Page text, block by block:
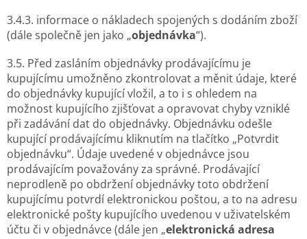
3.4.3. informace o nákladech spojených s dodáním zboží
(dále společně jen jako „objednávka“).
3.5. Před zasláním objednávky prodávajícímu je
kupujícímu umožněno zkontrolovat a měnit údaje, které
do objednávky kupující vložil, a to i s ohledem na
možnost kupujícího zjišťovat a opravovat chyby vzniklé
při zadávání dat do objednávky. Objednávku odešle
kupující prodávajícímu kliknutím na tlačítko „Potvrdit
objednávku“. Údaje uvedené v objednávce jsou
prodávajícím považovány za správné. Prodávající
neprodleně po obdržení objednávky toto obdržení
kupujícímu potvrdí elektronickou poštou, a to na adresu
elektronické pošty kupujícího uvedenou v uživatelském
účtu či v objednávce (dále jen „elektronická adresa